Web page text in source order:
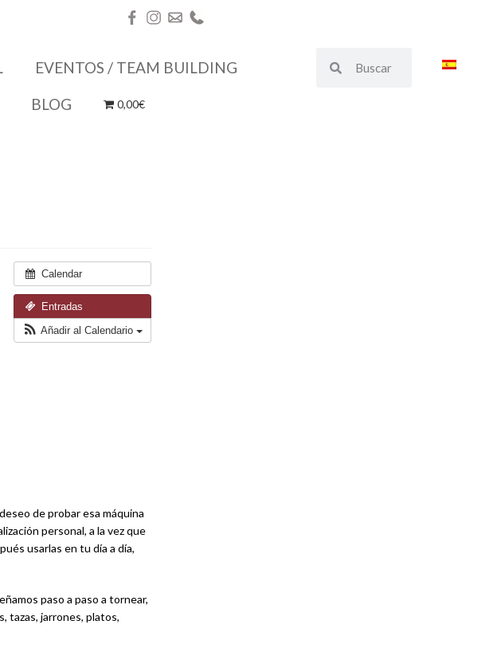
EVENTOS / TEAM BUILDING
BLOG 0,00€
Calendar
Entradas
Añadir al Calendario
de probar esa máquina
personal, a la vez que
usarlas en tu día a día,
paso a paso a tornear,
tazas, jarrones, platos,